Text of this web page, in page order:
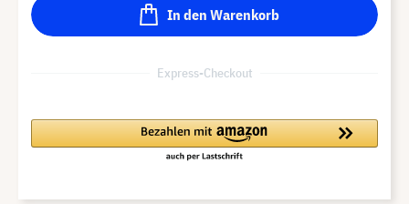
In den Warenkorb
Express-Checkout